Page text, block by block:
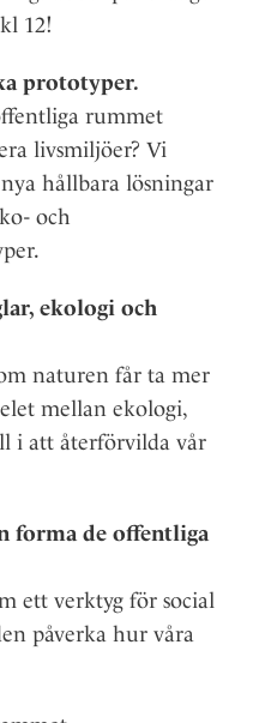
12!
prototyper.
rummet
livsmiljöer? Vi
hållbara lösningar
och
ekologi och
naturen får ta mer
mellan ekologi,
i att återförvilda vår
forma de offentliga
ett verktyg för social
påverka hur våra